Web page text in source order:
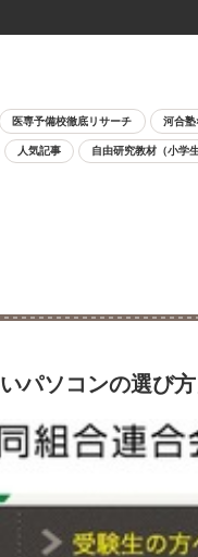
医専予備校徹底リサーチ 河合
人気記事 自由研究教材（小学
パソコンの選び